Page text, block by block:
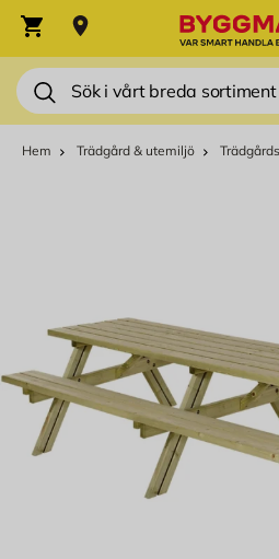
Sök
Varukorg
Hem Trädgård & utemiljö